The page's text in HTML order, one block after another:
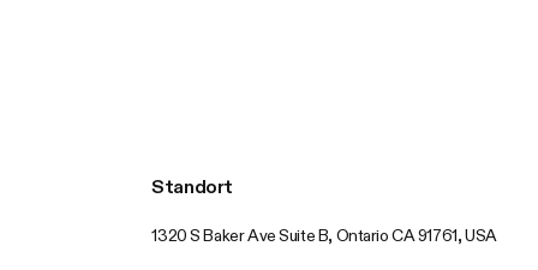
Standort
1320 S Baker Ave Suite B, Ontario CA 91761, USA